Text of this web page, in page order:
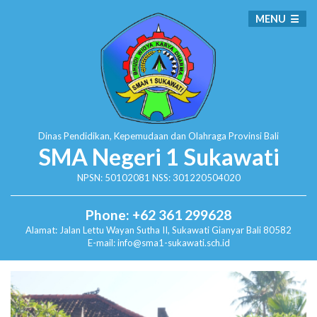
Dinas Pendidikan, Kepemudaan dan Olahraga Provinsi Bali
SMA Negeri 1 Sukawati
NPSN: 50102081 NSS: 301220504020
Phone: +62 361 299628
Alamat: Jalan Lettu Wayan Sutha II, SukawatiGianyar Bali 80582
E-mail: info@sma1-sukawati.sch.id
MENU